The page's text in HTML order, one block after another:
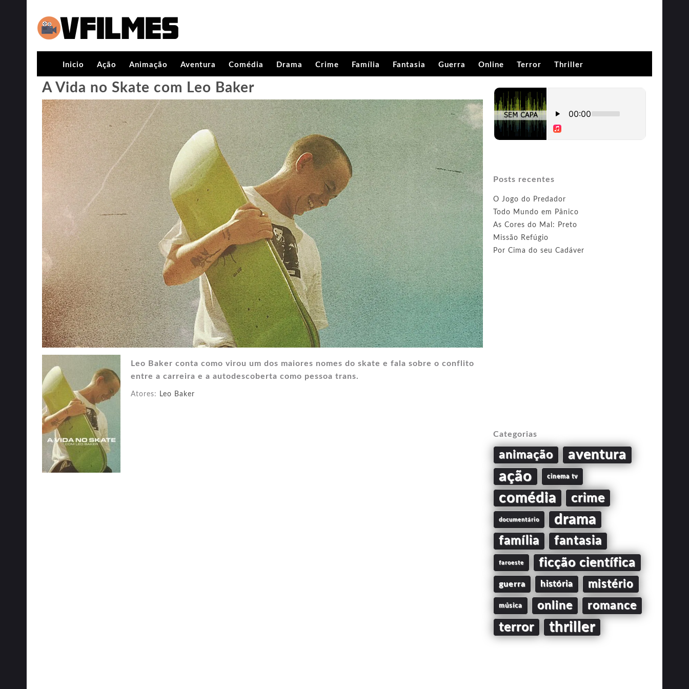
Inicio Ação Animação Aventura Comédia Drama Crime Família Fantasia Guerra Online Terror Thriller
A Vida no Skate com Leo Baker
Leo Baker conta como virou um dos maiores nomes do skate e fala sobre o conflito
entre a carreira e a autodescoberta como pessoa trans.
Atores: Leo Baker
Posts recentes
O Jogo do Predador
Todo Mundo em Pânico
As Cores do Mal: Preto
Missão Refúgio
Por Cima do seu Cadáver
Categorias
animação aventura
ação cinema tv
comédia crime
documentário drama
família fantasia
faroeste ficção científica
guerra história mistério
música online romance
terror thriller